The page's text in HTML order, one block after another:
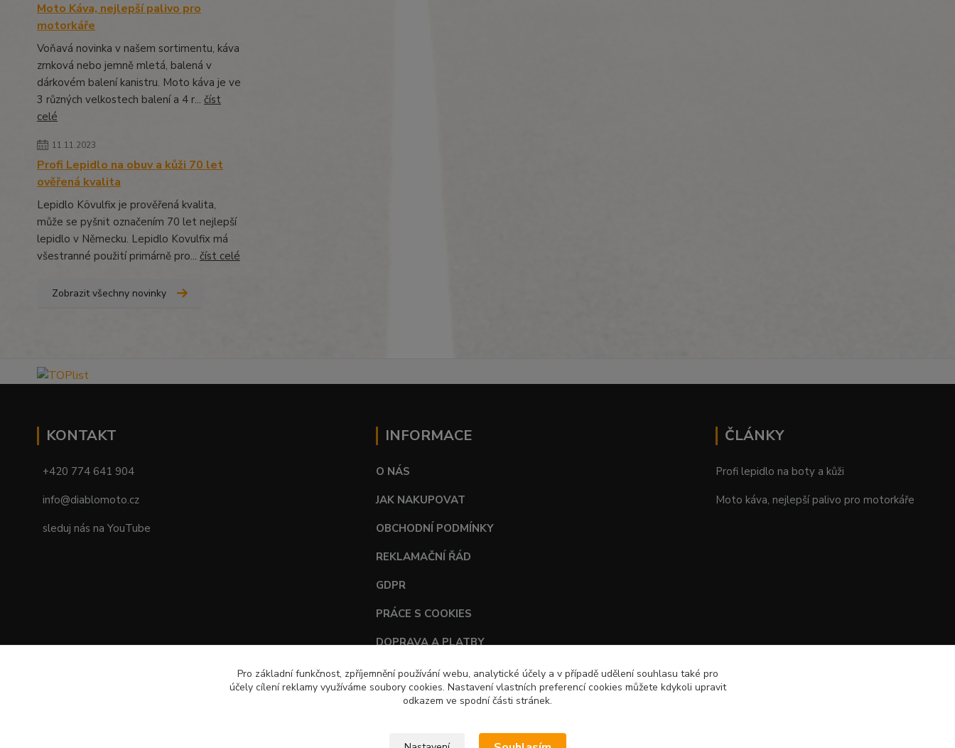
Moto Káva, nejlepší palivo pro
motorkáře
Voňavá novinka v našem sortimentu, káva
zrnková nebo jemně mletá, balená v
dárkovém balení kanistru. Moto káva je ve
3 různých velkostech balení a 4 r... číst
celé
11.11.2023
Profi Lepidlo na obuv a kůži 70 let
ověřená kvalita
Lepidlo Kövulfix je prověřená kvalita,
může se pyšnit označením 70 let nejlepší
lepidlo v Německu. Lepidlo Kovulfix má
všestranné použití primárně pro... číst celé
Zobrazit všechny novinky
KONTAKT
+420 774 641 904
info@diablomoto.cz
sleduj nás na YouTube
INFORMACE
O NÁS
JAK NAKUPOVAT
OBCHODNÍ PODMÍNKY
REKLAMAČNÍ ŘÁD
GDPR
PRÁCE S COOKIES
DOPRAVA A PLATBY
TABULKY VELIKOSTÍ
ČLÁNKY
Profi lepidlo na boty a kůži
Moto káva, nejlepší palivo pro motorkáře
Pro základní funkčnost, zpříjemnění používání webu, analytické účely a v případě udělení souhlasu také pro
účely cílení reklamy využíváme soubory cookies. Nastavení vlastních preferencí cookies můžete kdykoli upravit
odkazem ve spodní části stránek.